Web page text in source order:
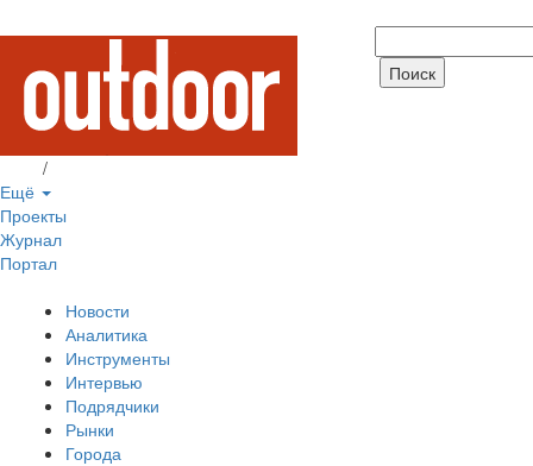
/
Ещё
Проекты
Журнал
Портал
Новости
Аналитика
Инструменты
Интервью
Подрядчики
Рынки
Города